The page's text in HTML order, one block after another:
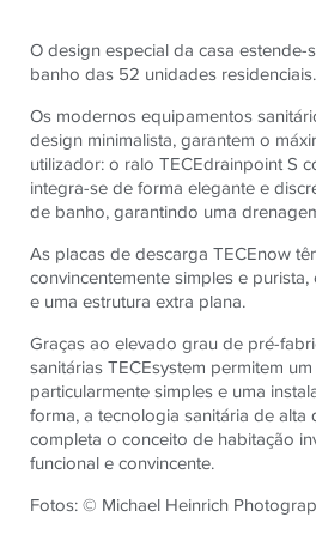
O design especial da casa estende-
banho das 52 unidades residenciais.
Os modernos equipamentos
design minimalista, garantem o
utilizador: o ralo TECEdrainpoint S
integra-se de forma elegante e
de banho, garantindo uma
As placas de descarga TECEnow
convincentemente simples e
e uma estrutura extra plana.
Graças ao elevado grau de pré-
sanitárias TECEsystem permitem
particularmente simples e uma
forma, a tecnologia sanitária de alta
completa o conceito de habitação
funcional e convincente.
Fotos: © Michael Heinrich